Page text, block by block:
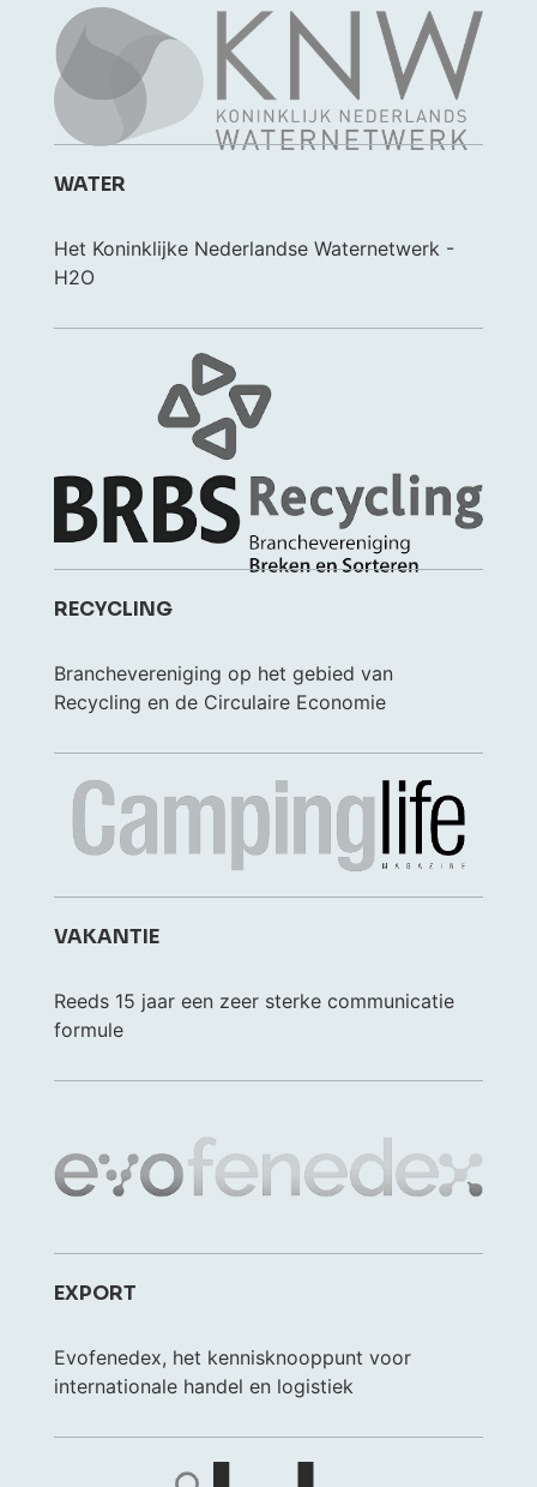
WATER
Het Koninklijke Nederlandse Waternetwerk -
H2O
RECYCLING
Branchevereniging op het gebied van
Recycling en de Circulaire Economie
VAKANTIE
Reeds 15 jaar een zeer sterke communicatie
formule
EXPORT
Evofenedex, het kennisknooppunt voor
internationale handel en logistiek